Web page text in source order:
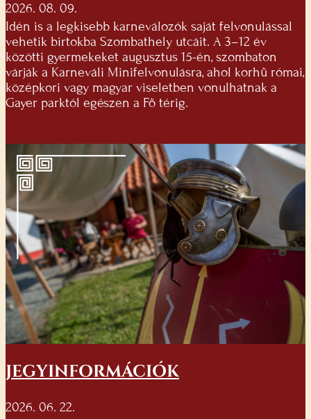
2026. 08. 09.
Idén is a legkisebb karneválozók saját felvonulással
vehetik birtokba Szombathely utcáit. A 3–12 év
közötti gyermekeket augusztus 15-én, szombaton
várják a Karneváli Minifelvonulásra, ahol korhű római,
középkori vagy magyar viseletben vonulhatnak a
Gayer parktól egészen a Fő térig.
JEGYINFORMÁCIÓK
2026. 06. 22.